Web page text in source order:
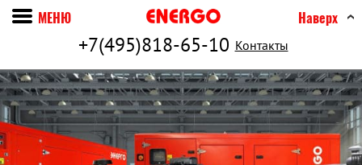
+7(495)818-65-10 Контакты
МЕНЮ Наверх